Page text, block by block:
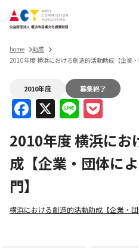
home
助成
2010年度 横浜における創造的活動助成【企業・
2010年度 募集終了
Facebook
X Line
2010年度 横浜にお
成【企業・団体に
門】
横浜における創造的活動助成【企業・